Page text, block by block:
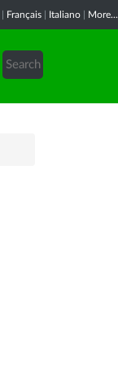
Français Italiano More...